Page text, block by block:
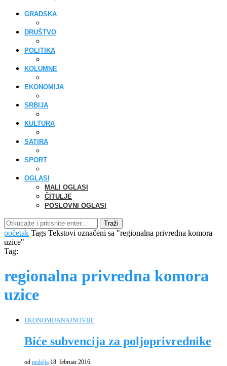
GRADSKA
DRUŠTVO
POLITIKA
KOLUMNE
EKONOMIJA
SRBIJA
KULTURA
SATIRA
SPORT
OGLASI
MALI OGLASI
ČITULJE
POSLOVNI OGLASI
Traži
početak Tags Tekstovi označeni sa "regionalna privredna komora
uzice"
Tag:
regionalna privredna komora
uzice
EKONOMIJANAJNOVIJE
Biće subvencija za poljoprivrednike
od nedelja 18. februar 2016.